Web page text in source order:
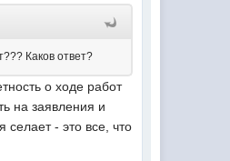
Каков ответ?
о ходе работ
на заявления и
селает - это все, что